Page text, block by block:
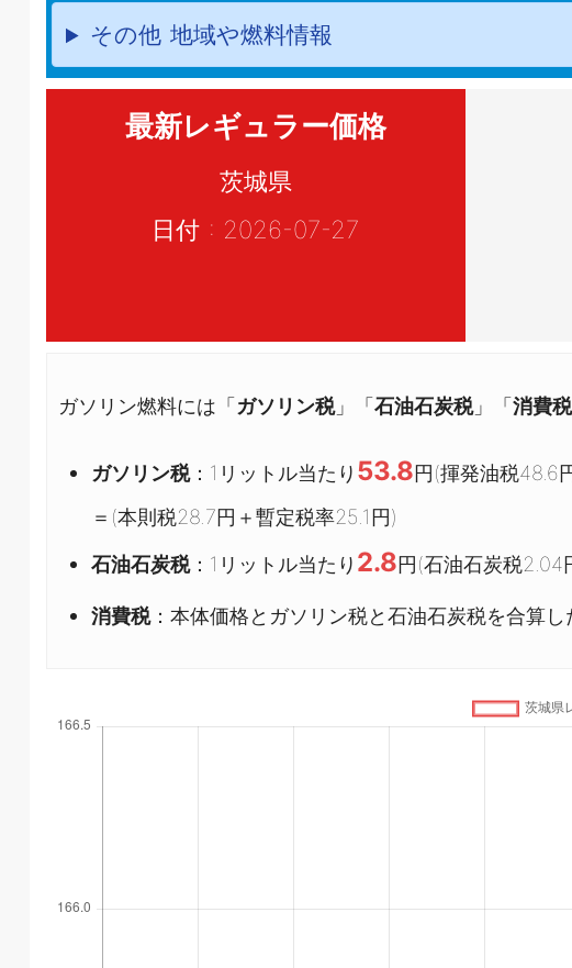
その他 地域や燃料情報
最新レギュラー価格
茨城県
日付 : 2026-07-27
ガソリン燃料には「ガソリン税」「石油石炭税」「消費税
ガソリン税：1リットル当たり 53.8円(揮発油税48.6
＝(本則税28.7円＋暫定税率25.1円)
石油石炭税：1リットル当たり 2.8円(石油石炭税2.04
消費税：本体価格とガソリン税と石油石炭税を合算し